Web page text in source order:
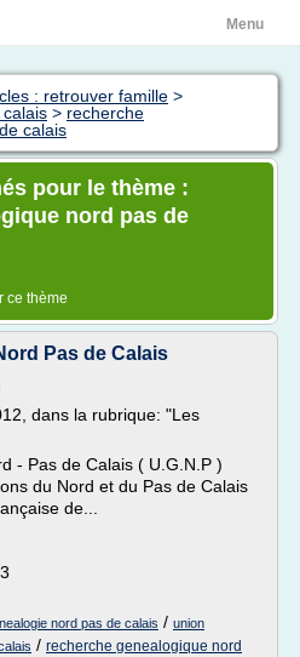
Menu
: retrouver famille >
> recherche
calais
pour le thème :
nord pas de
ce thème
Pas de Calais
dans la rubrique: "Les
- Pas de Calais ( U.G.N.P )
du Nord et du Pas de Calais
de...
nord pas de calais / union
/ recherche genealogique nord